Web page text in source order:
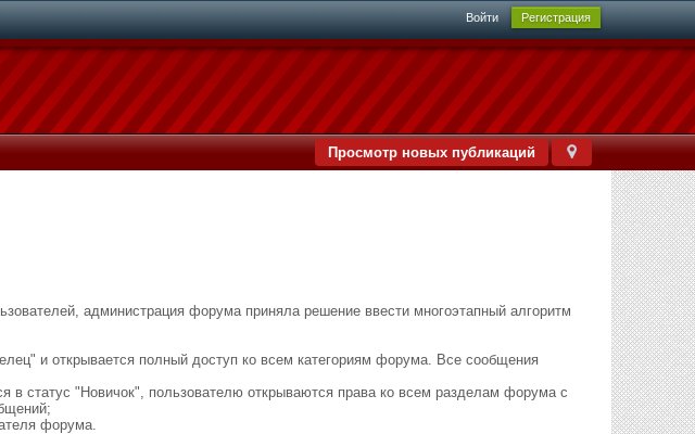
Войти Регистрация
Просмотр новых публикаций
администрация форума приняла решение ввести многоэтапный алгоритм
и открывается полный доступ ко всем категориям форума. Все сообщения
в статус "Новичок", пользователю открываются права ко всем разделам форума с
форума.